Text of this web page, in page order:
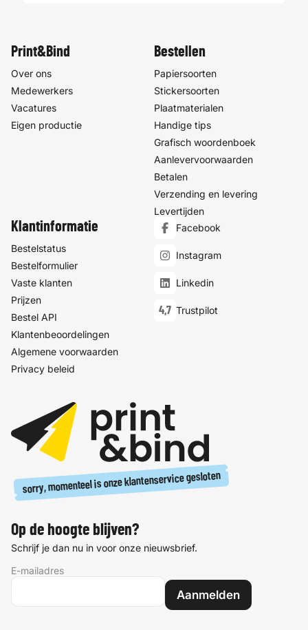
Print&Bind
Over ons
Medewerkers
Vacatures
Eigen productie
Bestellen
Papiersoorten
Stickersoorten
Plaatmaterialen
Handige tips
Grafisch woordenboek
Aanlevervoorwaarden
Betalen
Verzending en levering
Levertijden
Klantinformatie
Bestelstatus
Bestelformulier
Vaste klanten
Prijzen
Bestel API
Klantenbeoordelingen
Algemene voorwaarden
Privacy beleid
Facebook
Instagram
Linkedin
4,7 Trustpilot
sorry, momenteel is onze klantenservice gesloten
Op de hoogte blijven?
Schrijf je dan nu in voor onze nieuwsbrief.
E-mailadres
Aanmelden